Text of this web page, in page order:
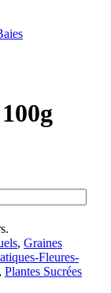
, Graines
Fleures-
, Plantes Sucrées